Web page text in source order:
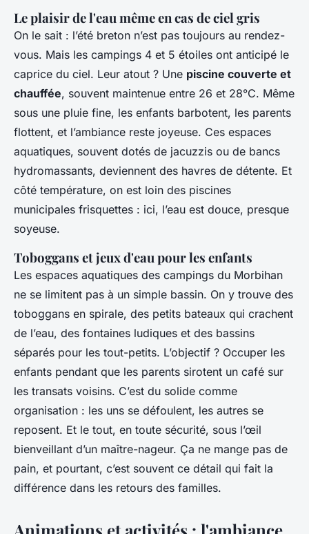
Le plaisir de l'eau même en cas de ciel gris
On le sait : l’été breton n’est pas toujours au rendez-
vous. Mais les campings 4 et 5 étoiles ont anticipé le
caprice du ciel. Leur atout ? Une piscine couverte et
chauffée, souvent maintenue entre 26 et 28°C. Même
sous une pluie fine, les enfants barbotent, les parents
flottent, et l’ambiance reste joyeuse. Ces espaces
aquatiques, souvent dotés de jacuzzis ou de bancs
hydromassants, deviennent des havres de détente. Et
côté température, on est loin des piscines
municipales frisquettes : ici, l’eau est douce, presque
soyeuse.
Toboggans et jeux d'eau pour les enfants
Les espaces aquatiques des campings du Morbihan
ne se limitent pas à un simple bassin. On y trouve des
toboggans en spirale, des petits bateaux qui crachent
de l’eau, des fontaines ludiques et des bassins
séparés pour les tout-petits. L’objectif ? Occuper les
enfants pendant que les parents sirotent un café sur
les transats voisins. C’est du solide comme
organisation : les uns se défoulent, les autres se
reposent. Et le tout, en toute sécurité, sous l’œil
bienveillant d’un maître-nageur. Ça ne mange pas de
pain, et pourtant, c’est souvent ce détail qui fait la
différence dans les retours des familles.